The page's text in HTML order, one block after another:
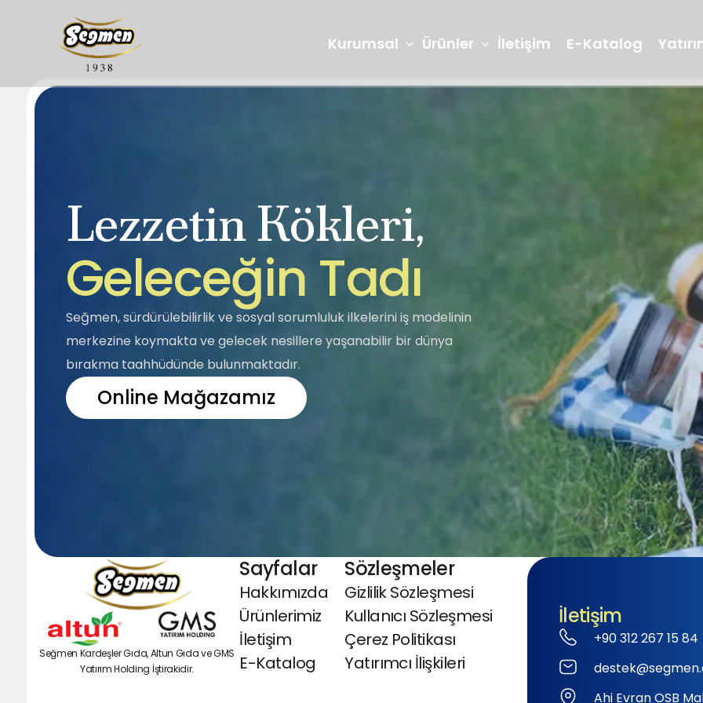
Kurumsal
Tarihçemiz
Sosyal Sorumluluk Kalite Bilgi
Ürünler
Segella Ballar Marmelatlar
Tahin Pekmez Helva Lokum Piknik Grubu
İletişim E-Katalog
Lezzetin Kökleri,
Geleceğin Tadı
Seğmen, sürdürülebilirlik ve sosyal sorumluluk ilkelerini iş modelinin
merkezine koymakta ve gelecek nesillere yaşanabilir bir dünya
bırakma taahhüdünde bulunmaktadır.
Online Mağazamız
Seğmen Kardeşler Gıda, Altun Gıda ve GMS
Yatırım Holding İştirakidir.
Sayfalar
Hakkımızda
Ürünlerimiz
İletişim
E-Katalog
Sözleşmeler
Gizlilik Sözleşmesi
Kullanıcı Sözleşmesi
Çerez Politikası
Yatırımcı İlişkileri
İletişim
+90 312 267 15 84
Ahi Evran OSB